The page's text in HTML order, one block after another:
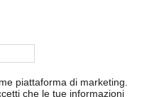
piattaforma di marketing.
che le tue informazioni